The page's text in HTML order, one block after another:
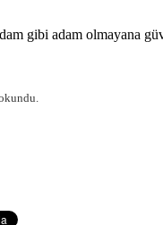
gibi adam olmayana